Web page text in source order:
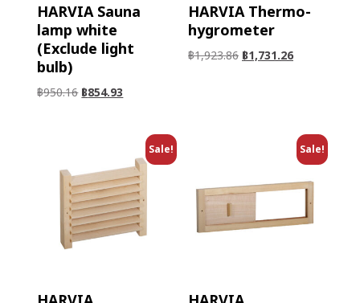
HARVIA Sauna
lamp white
(Exclude light
bulb)
฿950.16 ฿854.93
HARVIA Thermo-
hygrometer
฿1,923.86 ฿1,731.26
Sale! Sale!